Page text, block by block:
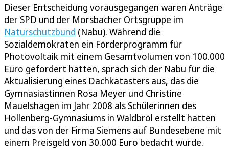
Dieser Entscheidung vorausgegangen waren Anträge
der SPD und der Morsbacher Ortsgruppe im
Naturschutzbund (Nabu). Während die
Sozialdemokraten ein Förderprogramm für
Photovoltaik mit einem Gesamtvolumen von 100.000
Euro gefordert hatten, sprach sich der Nabu für die
Aktualisierung eines Dachkatasters aus, das die
Gymnasiastinnen Rosa Meyer und Christine
Mauelshagen im Jahr 2008 als Schülerinnen des
Hollenberg-Gymnasiums in Waldbröl erstellt hatten
und das von der Firma Siemens auf Bundesebene mit
einem Preisgeld von 30.000 Euro bedacht wurde.